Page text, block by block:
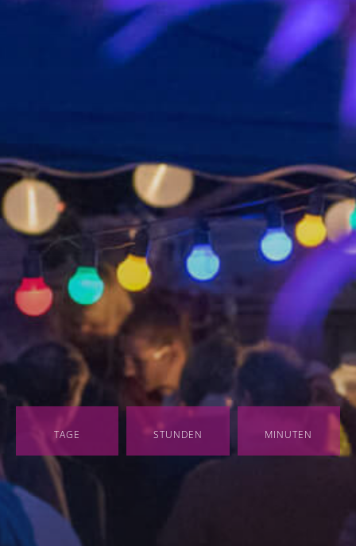
TAGE STUNDEN MINUTEN